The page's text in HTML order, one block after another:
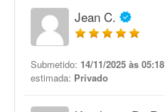
Jean C.
Submetido: 14/11/2025 às 05:18
estimada: Privado